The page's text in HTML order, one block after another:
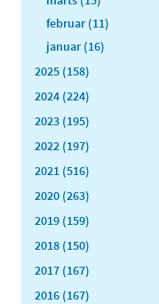
februar (11)
januar (16)
2025 (158)
2024 (224)
2023 (195)
2022 (197)
2021 (516)
2020 (263)
2019 (159)
2018 (150)
2017 (167)
2016 (167)